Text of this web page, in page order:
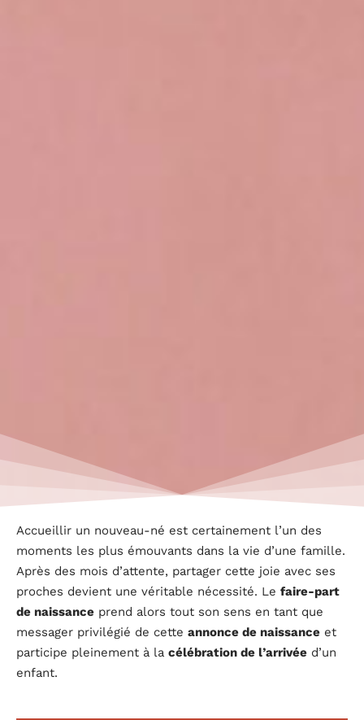
Accueillir un nouveau-né est certainement l’un des
moments les plus émouvants dans la vie d’une famille.
Après des mois d’attente, partager cette joie avec ses
proches devient une véritable nécessité. Le faire-part
de naissance prend alors tout son sens en tant que
messager privilégié de cette annonce de naissance et
participe pleinement à la célébration de l’arrivée d’un
enfant.